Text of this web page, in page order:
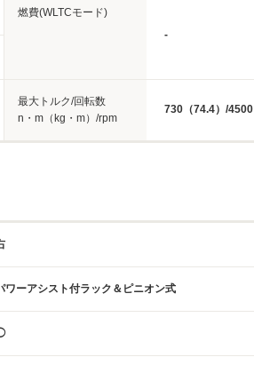
燃費(WLTCモード)
-
最大トルク/回転数
n・m（kg・m）/rpm
730（74.4）/4500
ワーアシスト付ラック＆ピニオン式